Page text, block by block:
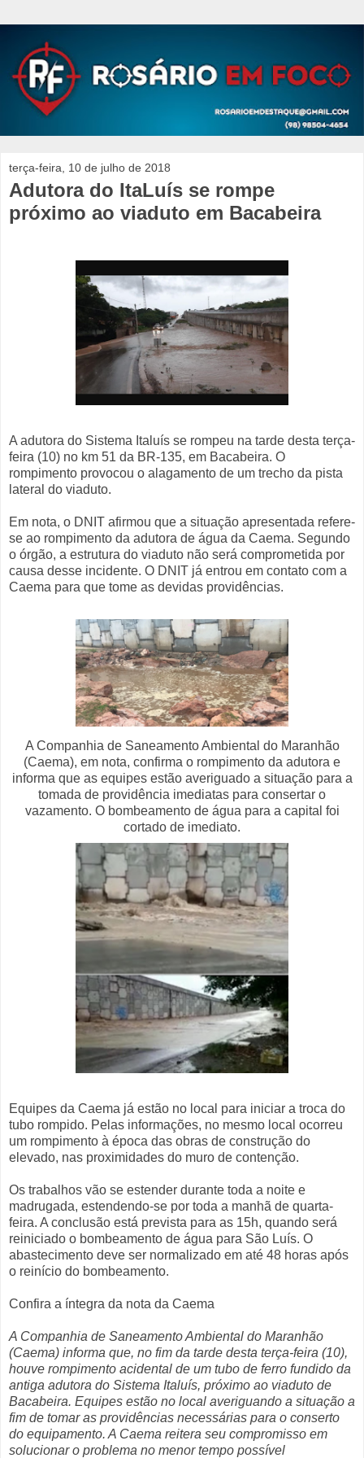
terça-feira, 10 de julho de 2018
Adutora do ItaLuís se rompe
próximo ao viaduto em Bacabeira
A adutora do Sistema Italuís se rompeu na tarde desta terça-
feira (10) no km 51 da BR-135, em Bacabeira. O
rompimento provocou o alagamento de um trecho da pista
lateral do viaduto.
Em nota, o DNIT afirmou que a situação apresentada refere-
se ao rompimento da adutora de água da Caema. Segundo
o órgão, a estrutura do viaduto não será comprometida por
causa desse incidente. O DNIT já entrou em contato com a
Caema para que tome as devidas providências.
A Companhia de Saneamento Ambiental do Maranhão
(Caema), em nota, confirma o rompimento da adutora e
informa que as equipes estão averiguado a situação para a
tomada de providência imediatas para consertar o
vazamento. O bombeamento de água para a capital foi
cortado de imediato.
Equipes da Caema já estão no local para iniciar a troca do
tubo rompido. Pelas informações, no mesmo local ocorreu
um rompimento à época das obras de construção do
elevado, nas proximidades do muro de contenção.
Os trabalhos vão se estender durante toda a noite e
madrugada, estendendo-se por toda a manhã de quarta-
feira. A conclusão está prevista para as 15h, quando será
reiniciado o bombeamento de água para São Luís. O
abastecimento deve ser normalizado em até 48 horas após
o reinício do bombeamento.
Confira a íntegra da nota da Caema
A Companhia de Saneamento Ambiental do Maranhão
(Caema) informa que, no fim da tarde desta terça-feira (10),
houve rompimento acidental de um tubo de ferro fundido da
antiga adutora do Sistema Italuís, próximo ao viaduto de
Bacabeira. Equipes estão no local averiguando a situação a
fim de tomar as providências necessárias para o conserto
do equipamento. A Caema reitera seu compromisso em
solucionar o problema no menor tempo possível